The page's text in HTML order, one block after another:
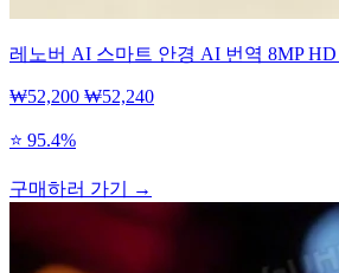
레노버 AI 스마트 안경 AI 번역 8MP
₩52,200 ₩52,240
⭐ 95.4%
구매하러 가기 →